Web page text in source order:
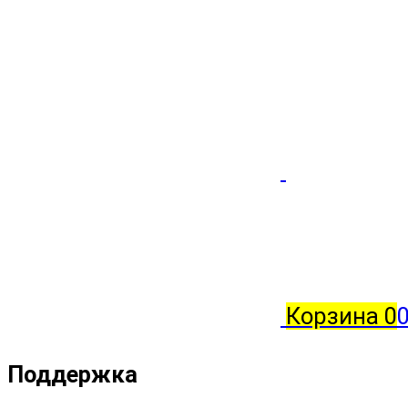
Корзина 0
Поддержка